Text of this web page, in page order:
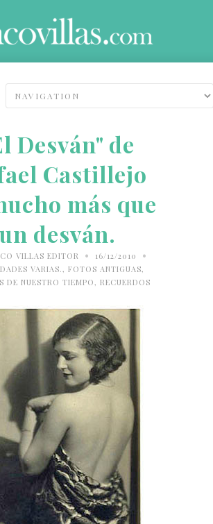
Desván" de
Castillejo
más que
un desván.
VILLAS EDITOR • 16/12/2010 •
VARIAS., FOTOS ANTIGUAS,
DE NUESTRO TIEMPO , RECUERDOS